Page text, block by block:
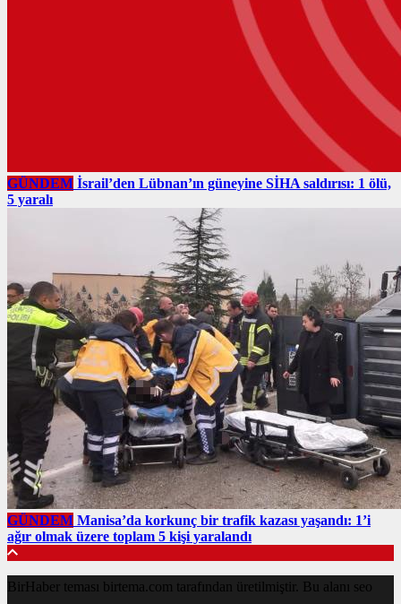
GÜNDEM İsrail’den Lübnan’ın güneyine SİHA saldırısı: 1 ölü,
5 yaralı
GÜNDEM Manisa’da korkunç bir trafik kazası yaşandı: 1’i
ağır olmak üzere toplam 5 kişi yaralandı
BirHaber teması birtema.com tarafından üretilmiştir. Bu alanı seo